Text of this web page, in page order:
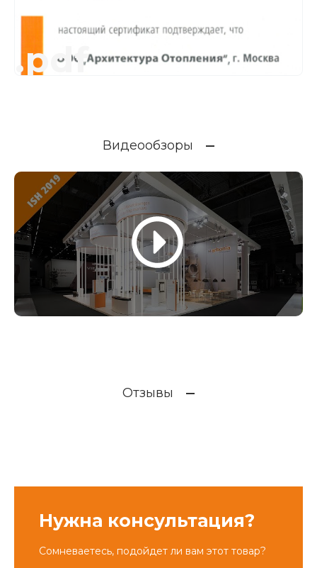
.pdf
Видеообзоры
Отзывы
Нужна консультация?
Сомневаетесь, подойдет ли вам этот товар?